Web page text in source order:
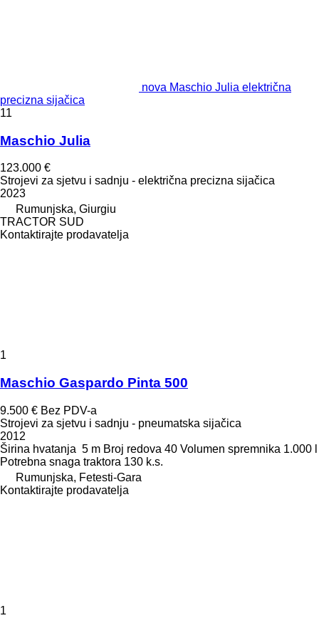
nova Maschio Julia električna
precizna sijačica
11
Maschio Julia
123.000 €
Strojevi za sjetvu i sadnju - električna precizna sijačica
2023
Rumunjska, Giurgiu
TRACTOR SUD
Kontaktirajte prodavatelja
1
Maschio Gaspardo Pinta 500
9.500 € Bez PDV-a
Strojevi za sjetvu i sadnju - pneumatska sijačica
2012
Širina hvatanja 5 m Broj redova 40 Volumen spremnika 1.000 l
Potrebna snaga traktora 130 k.s.
Rumunjska, Fetesti-Gara
Kontaktirajte prodavatelja
1